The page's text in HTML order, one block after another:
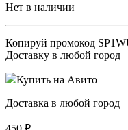
Нет в наличии
Копируй промокод
Доставку в любой город
Купить на Авито
Доставка в любой город